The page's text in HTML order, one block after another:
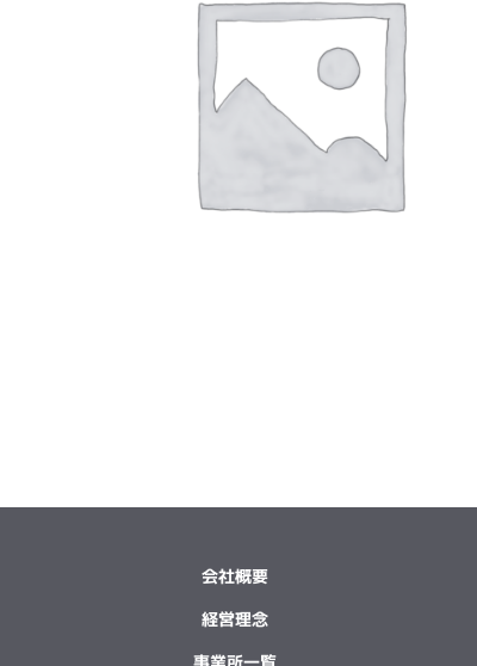
会社概要
経営理念
事業所一覧